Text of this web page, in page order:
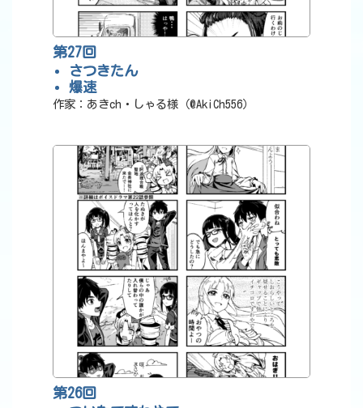
第27回
さつきたん
爆速
作家：あきch・しゃる様（@AkiCh556）
第26回